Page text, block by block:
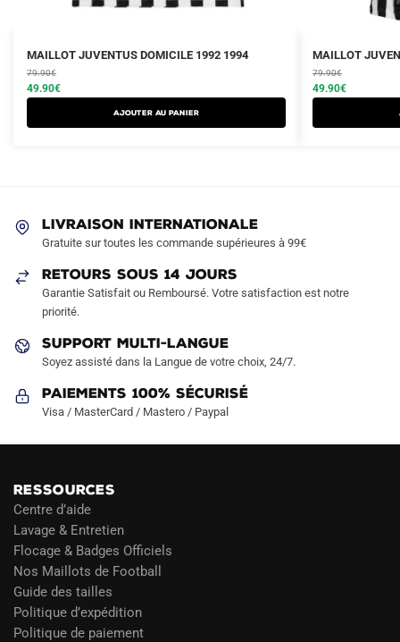
MAILLOT JUVENTUS DOMICILE 1992 1994
79.90€
Le
prix
initial
était :
49.90€
Le
prix
actuel
est :
AJOUTER AU PANIER
Ce
produit
a
être
choisies
sur
page
produit
MAILLOT
79.90€
Le
prix
initial
était :
49.90€
Le
prix
actuel
est :
Ce
produit
a
la
LIVRAISON INTERNATIONALE
Gratuite sur toutes les commande supérieures à 99€
RETOURS SOUS 14 JOURS
Garantie Satisfait ou Remboursé. Votre satisfaction est notre
priorité.
SUPPORT MULTI-LANGUE
Soyez assisté dans la Langue de votre choix, 24/7.
Paiements 100% Sécurisé
Visa / MasterCard / Mastero / Paypal
RESSOURCES
Centre d’aide
Lavage & Entretien
Flocage & Badges Officiels
Nos Maillots de Football
Guide des tailles
Politique d’expédition
Politique de paiement